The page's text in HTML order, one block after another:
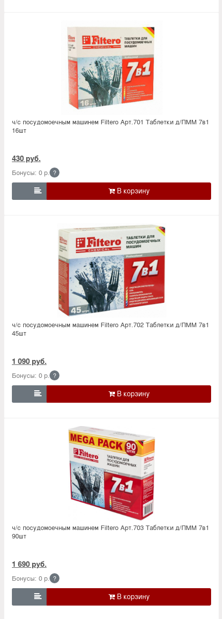
ч/с посудомоечным машинем Filtero Арт.701 Таблетки д/ПММ 7в1
16шт
430 руб.
Бонусы: 0 р. ?

ч/с посудомоечным машинем Filtero Арт.702 Таблетки д/ПММ 7в1
45шт
1 090 руб.
Бонусы: 0 р. ?

ч/с посудомоечным машинем Filtero Арт.703 Таблетки д/ПММ 7в1
90шт
1 690 руб.
Бонусы: 0 р. ?
